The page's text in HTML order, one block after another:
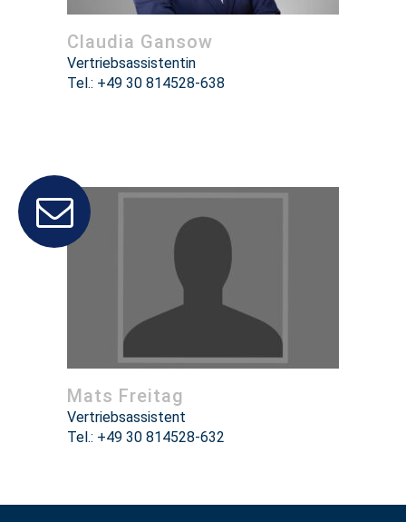
Claudia Gansow
Vertriebsassistentin
Tel.: +49 30 814528-638
Mats Freitag
Vertriebsassistent
Tel.: +49 30 814528-632